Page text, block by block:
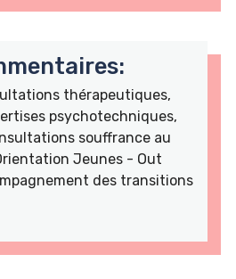
thérapeutiques,
psychotechniques,
souffrance au
Jeunes - Out
des transitions